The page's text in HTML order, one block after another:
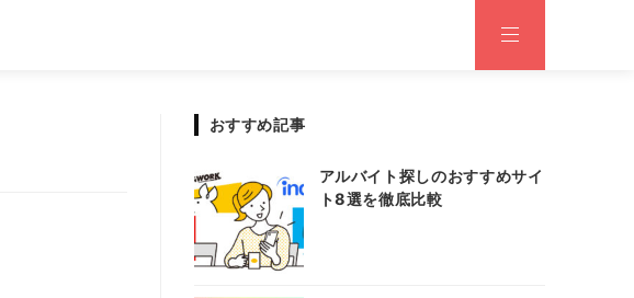
おすすめ記事
アルバイト探しのおすすめサイ
ト8選を徹底比較